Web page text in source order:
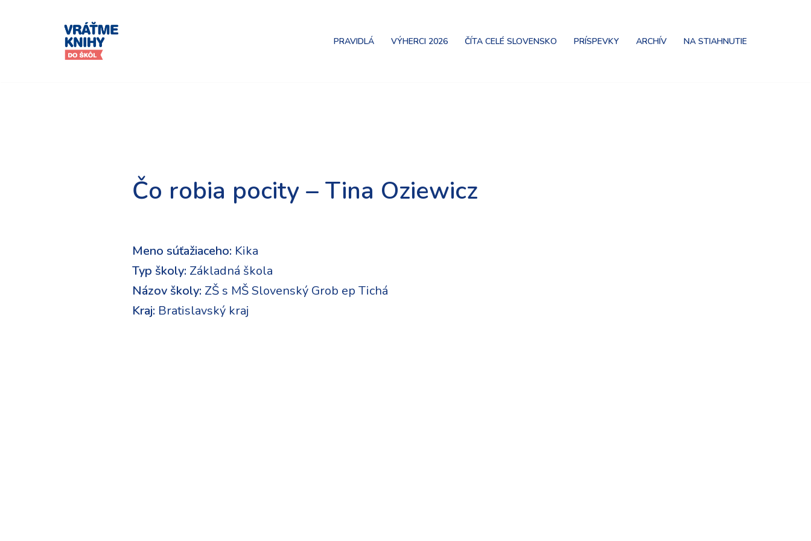
PRAVIDLÁ VÝHERCI 2026 ČÍTA CELÉ SLOVENSKO PRÍSPEVKY ARCHÍV NA STIAHNUTIE
Čo robia pocity – Tina Oziewicz
Meno súťažiaceho: Kika
Typ školy: Základná škola
Názov školy: ZŠ s MŠ Slovenský Grob ep Tichá
Kraj: Bratislavský kraj